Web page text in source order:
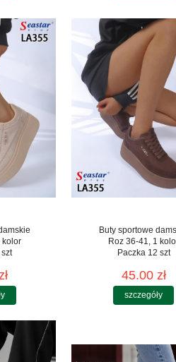
kolor
szt
Buty sportowe
Roz 36-41, 1
Paczka 12 szt
45.00 zł
szczegóły